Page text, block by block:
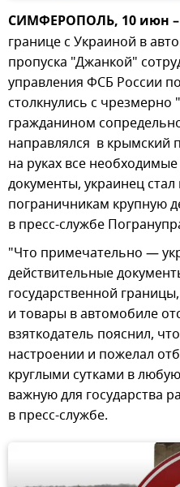
СИМФЕРОПОЛЬ, 10 июн
границе с Украиной в
пропуска "Джанкой"
управления ФСБ России
столкнулись с
гражданином
направлялся в крымский
на руках все
документы, украинец
пограничникам крупную
в пресс-службе
"Что примечательно —
действительные
государственной
и товары в автомобиле
взяткодатель пояснил,
настроении и пожелал
круглыми сутками в
важную для государства
в пресс-службе.